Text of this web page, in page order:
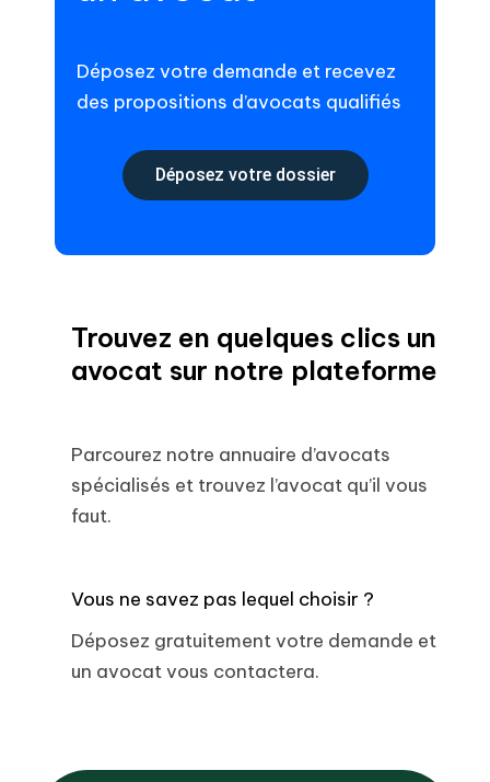
Déposez votre demande et recevez
des propositions d’avocats qualifiés
Déposez votre dossier
Trouvez en quelques clics un
avocat sur notre plateforme
Parcourez notre annuaire d’avocats
spécialisés et trouvez l’avocat qu’il vous
faut.
Vous ne savez pas lequel choisir ?
Déposez gratuitement votre demande et
un avocat vous contactera.